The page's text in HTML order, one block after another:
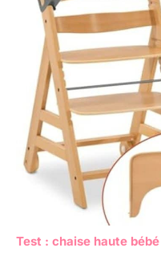
Test : chaise haute